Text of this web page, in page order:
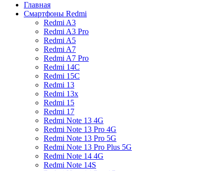
Главная
Смартфоны Redmi
Redmi A3
Redmi A3 Pro
Redmi A5
Redmi A7
Redmi A7 Pro
Redmi 14C
Redmi 15C
Redmi 13
Redmi 13x
Redmi 15
Redmi 17
Redmi Note 13 4G
Redmi Note 13 Pro 4G
Redmi Note 13 Pro 5G
Redmi Note 13 Pro Plus 5G
Redmi Note 14 4G
Redmi Note 14S